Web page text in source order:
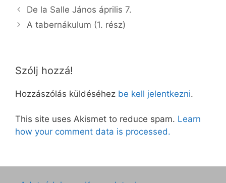
De la Salle János április 7.
A tabernákulum (1. rész)
Szólj hozzá!
Hozzászólás küldéséhez be kell jelentkezni.
This site uses Akismet to reduce spam. Learn
how your comment data is processed.